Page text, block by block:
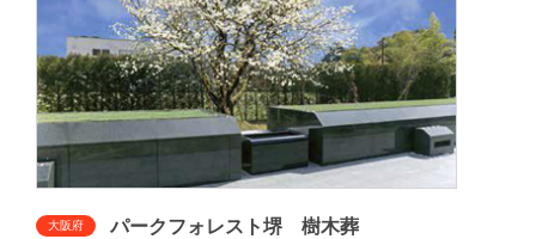
大阪府 パークフォレスト堺 樹木葬